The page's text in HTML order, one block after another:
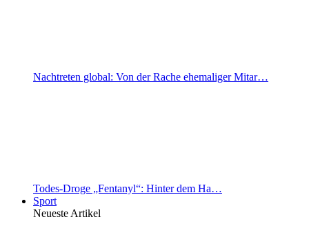
Nachtreten global: Von der Rache ehemaliger Mitar…
Todes-Droge „Fentanyl“: Hinter dem Ha…
Sport
Neueste Artikel